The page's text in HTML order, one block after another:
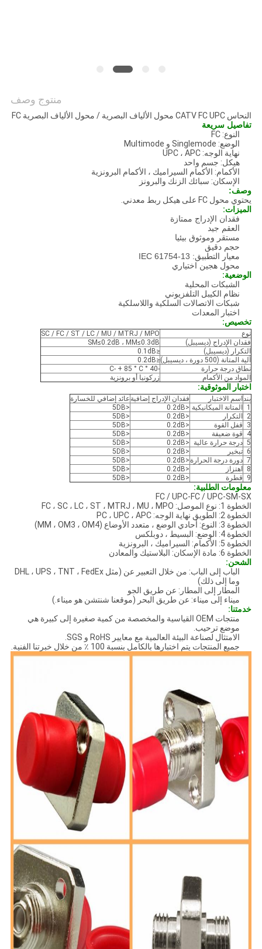
منتوج وصف
النحاس CATV FC UPC محول الألياف البصرية / محول الألياف البصرية FC
تفاصيل سريعة
النوع: FC
الوضع: Singlemode و Multimode
نهاية الوجه: UPC ، APC
هيكل: جسم واحد
الأكمام: الأكمام السيراميك ، الأكمام البرونزية
الإسكان: سبائك الزنك والبرونز
وصف:
يحتوي محول FC على هيكل ربط معدني.
الميزات:
فقدان الإدراج ممتازة
العقم جيد
مستقر وموثوق بيئيا
حجم دقيق
معيار التطبيق: IEC 61754-13
محول هجين اختياري
الوضعية:
الشبكات المحلية
نظام الكيبل التلفزيوني
شبكات الاتصالات السلكية واللاسلكية
اختبار المعدات
تخصيص:
نوع
SC / FC / ST / LC / MU / MTRJ / MPO
فقدان الإدراج (ديسيبل)
SM≤0.2dB ، MM≤0.3dB
التكرار (ديسيبل)
≤0.1dB
آلية المتانة (500 دورة ، ديسيبل)
≤0.2dB
نطاق درجة حرارة
-40 ° C- + 85 ° C
المواد من الأكمام
زركونيا أو برونزية
اختبار الموثوقية:
بند اسم الاختبار فقدان الإدراج إضافية عائد إضافي للخسارة
1
المتانة الميكانيكية <0.2dB
<5DB
2
التكرار <0.2dB
<5DB
3
قفل القوة <0.2dB
<5DB
4
قوة ضعيفة <0.2dB
<5DB
5 درجة حرارة عالية <0.2dB
<5DB
6 تبخير <0.2dB
<5DB
7 دورة درجة الحرارة<0.2dB
<5DB
8
اهتزاز <0.2dB
<5DB
9
قطرة <0.2dB
<5DB
معلومات الطلبية:
FC / UPC-FC / UPC-SM-SX
الخطوة 1: نوع الموصل: FC ، SC ، LC ، ST ، MTRJ ، MU ، MPO
الخطوة 2: الطويق نهاية الوجه: PC ، UPC ، APC
الخطوة 3: النوع: أحادي الوضع ، متعدد الأوضاع (MM ، OM3 ، OM4)
الخطوة 4: الوضع: البسيط ، دوبلكس
الخطوة 5: الأكمام: السيراميك ، البرونزية
الخطوة 6: مادة الإسكان: البلاستيك والمعادن
الشحن:
الباب إلى الباب: من خلال التعبير عن (مثل DHL ، UPS ، TNT ، FedEx
وما إلى ذلك)
المطار إلى المطار: عن طريق الجو
ميناء إلى ميناء: عن طريق البحر (موقعنا شنتشن هو ميناء.)
خدمتنا:
منتجات OEM القياسية والمخصصة من كمية صغيرة إلى كبيرة هي
موضع ترحيب.
الامتثال لصناعة البيئة العالمية مع معايير RoHS و SGS.
جميع المنتجات يتم اختبارها بالكامل بنسبة 100 ٪ من خلال خبرتنا الفنية.